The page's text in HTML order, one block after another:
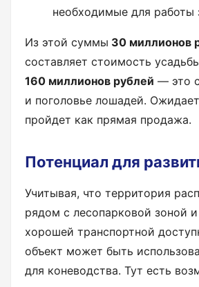
необходимые для работы
Из этой суммы 30 миллионов
составляет стоимость
160 миллионов рублей — это
и поголовье лошадей.
пройдет как прямая продажа.
Потенциал для
Учитывая, что территория
рядом с лесопарковой зоной
хорошей транспортной
объект может быть
для коневодства. Тут есть